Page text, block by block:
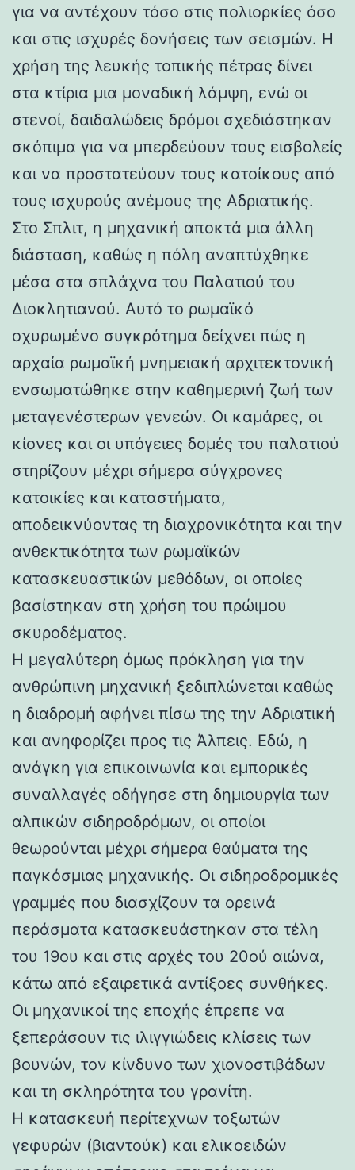
για να αντέχουν τόσο στις πολιορκίες όσο
και στις ισχυρές δονήσεις των σεισμών. Η
χρήση της λευκής τοπικής πέτρας δίνει
στα κτίρια μια μοναδική λάμψη, ενώ οι
στενοί, δαιδαλώδεις δρόμοι σχεδιάστηκαν
σκόπιμα για να μπερδεύουν τους εισβολείς
και να προστατεύουν τους κατοίκους από
τους ισχυρούς ανέμους της Αδριατικής.
Στο Σπλιτ, η μηχανική αποκτά μια άλλη
διάσταση, καθώς η πόλη αναπτύχθηκε
μέσα στα σπλάχνα του Παλατιού του
Διοκλητιανού. Αυτό το ρωμαϊκό
οχυρωμένο συγκρότημα δείχνει πώς η
αρχαία ρωμαϊκή μνημειακή αρχιτεκτονική
ενσωματώθηκε στην καθημερινή ζωή των
μεταγενέστερων γενεών. Οι καμάρες, οι
κίονες και οι υπόγειες δομές του παλατιού
στηρίζουν μέχρι σήμερα σύγχρονες
κατοικίες και καταστήματα,
αποδεικνύοντας τη διαχρονικότητα και την
ανθεκτικότητα των ρωμαϊκών
κατασκευαστικών μεθόδων, οι οποίες
βασίστηκαν στη χρήση του πρώιμου
σκυροδέματος.
Η μεγαλύτερη όμως πρόκληση για την
ανθρώπινη μηχανική ξεδιπλώνεται καθώς
η διαδρομή αφήνει πίσω της την Αδριατική
και ανηφορίζει προς τις Άλπεις. Εδώ, η
ανάγκη για επικοινωνία και εμπορικές
συναλλαγές οδήγησε στη δημιουργία των
αλπικών σιδηροδρόμων, οι οποίοι
θεωρούνται μέχρι σήμερα θαύματα της
παγκόσμιας μηχανικής. Οι σιδηροδρομικές
γραμμές που διασχίζουν τα ορεινά
περάσματα κατασκευάστηκαν στα τέλη
του 19ου και στις αρχές του 20ού αιώνα,
κάτω από εξαιρετικά αντίξοες συνθήκες.
Οι μηχανικοί της εποχής έπρεπε να
ξεπεράσουν τις ιλιγγιώδεις κλίσεις των
βουνών, τον κίνδυνο των χιονοστιβάδων
και τη σκληρότητα του γρανίτη.
Η κατασκευή περίτεχνων τοξωτών
γεφυρών (βιαντούκ) και ελικοειδών